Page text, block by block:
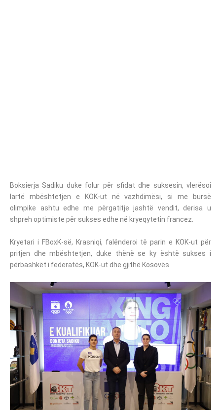
Boksierja Sadiku duke folur për sfidat dhe suksesin, vlerësoi
lartë mbështetjen e KOK-ut në vazhdimësi, si me bursë
olimpike ashtu edhe me përgatitje jashtë vendit, derisa u
shpreh optimiste për sukses edhe në kryeqytetin francez.
Kryetari i FBoxK-së, Krasniqi, falënderoi të parin e KOK-ut për
pritjen dhe mbështetjen, duke thënë se ky është sukses i
përbashkët i federatës, KOK-ut dhe gjithë Kosovës.